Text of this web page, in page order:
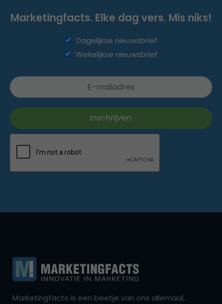
Marketingfacts. Elke dag vers. Mis niks!
Dagelijkse nieuwsbrief
Wekelijkse nieuwsbrief
Marketingfacts is een beetje van ons allemaal,